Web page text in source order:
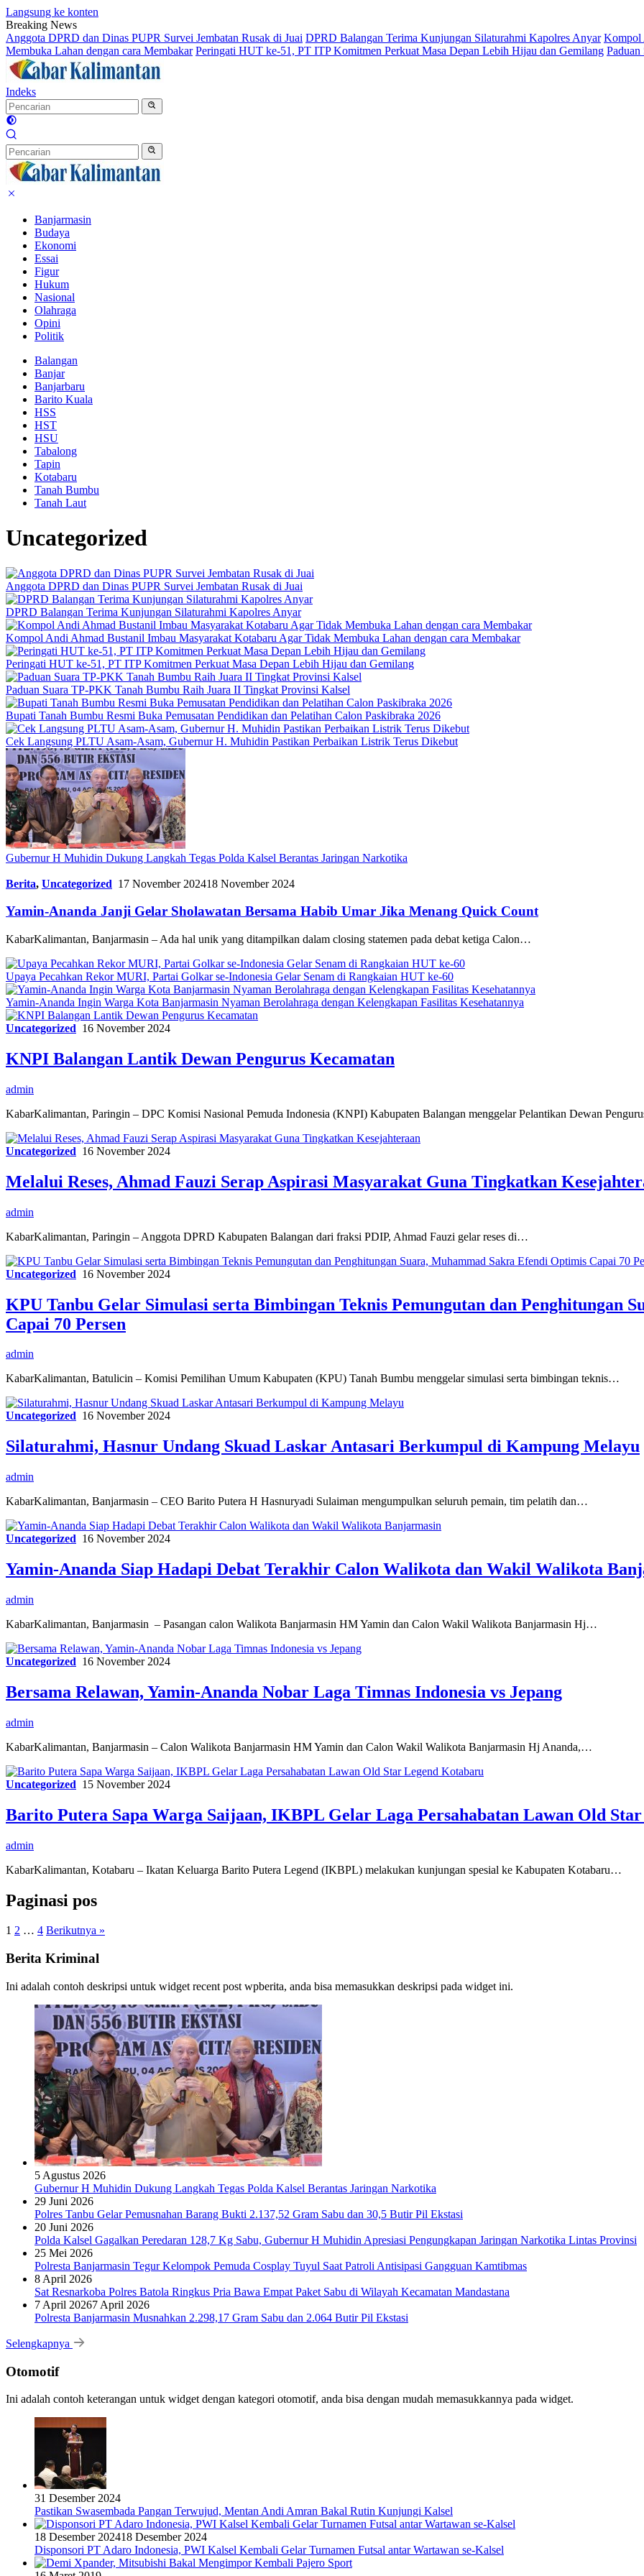
Langsung ke konten
Breaking News
Anggota DPRD dan Dinas PUPR Survei Jembatan Rusak di Juai DPRD Balangan Terima Kunjungan Silaturahmi Kapolres Anyar Kompol
Membuka Lahan dengan cara Membakar Peringati HUT ke-51, PT ITP Komitmen Perkuat Masa Depan Lebih Hijau dan Gemilang
Indeks
Banjarmasin
Budaya
Ekonomi
Essai
Figur
Hukum
Nasional
Olahraga
Opini
Politik
Balangan
Banjar
Banjarbaru
Barito Kuala
HSS
HST
HSU
Tabalong
Tapin
Kotabaru
Tanah Bumbu
Tanah Laut
Uncategorized
Anggota DPRD dan Dinas PUPR Survei Jembatan Rusak di Juai
DPRD Balangan Terima Kunjungan Silaturahmi Kapolres Anyar
Kompol Andi Ahmad Bustanil Imbau Masyarakat Kotabaru Agar Tidak Membuka Lahan dengan cara Membakar
Peringati HUT ke-51, PT ITP Komitmen Perkuat Masa Depan Lebih Hijau dan Gemilang
Paduan Suara TP-PKK Tanah Bumbu Raih Juara II Tingkat Provinsi Kalsel
Bupati Tanah Bumbu Resmi Buka Pemusatan Pendidikan dan Pelatihan Calon Paskibraka 2026
Cek Langsung PLTU Asam-Asam, Gubernur H. Muhidin Pastikan Perbaikan Listrik Terus Dikebut
Gubernur H Muhidin Dukung Langkah Tegas Polda Kalsel Berantas Jaringan Narkotika
Berita, Uncategorized 17 November 202418 November 2024
Yamin-Ananda Janji Gelar Sholawatan Bersama Habib Umar Jika Menang Quick Count
KabarKalimantan, Banjarmasin – Ada hal unik yang ditampilkan dalam closing statemen pada debat ketiga Calon…
Upaya Pecahkan Rekor MURI, Partai Golkar se-Indonesia Gelar Senam di Rangkaian HUT ke-60
Yamin-Ananda Ingin Warga Kota Banjarmasin Nyaman Berolahraga dengan Kelengkapan Fasilitas Kesehatannya
Uncategorized 16 November 2024
KNPI Balangan Lantik Dewan Pengurus Kecamatan
admin
KabarKalimantan, Paringin – DPC Komisi Nasional Pemuda Indonesia (KNPI) Kabupaten Balangan menggelar Pelantikan Dewan
Uncategorized 16 November 2024
Melalui Reses, Ahmad Fauzi Serap Aspirasi Masyarakat Guna Tingkatkan
admin
KabarKalimantan, Paringin – Anggota DPRD Kabupaten Balangan dari fraksi PDIP, Ahmad Fauzi gelar reses di…
Uncategorized 16 November 2024
KPU Tanbu Gelar Simulasi serta Bimbingan Teknis Pemungutan dan Penghitungan
Capai 70 Persen
admin
KabarKalimantan, Batulicin – Komisi Pemilihan Umum Kabupaten (KPU) Tanah Bumbu menggelar simulasi serta bimbingan teknis…
Uncategorized 16 November 2024
Silaturahmi, Hasnur Undang Skuad Laskar Antasari Berkumpul di Kampung Melayu
admin
KabarKalimantan, Banjarmasin – CEO Barito Putera H Hasnuryadi Sulaiman mengumpulkan seluruh pemain, tim pelatih dan…
Uncategorized 16 November 2024
Yamin-Ananda Siap Hadapi Debat Terakhir Calon Walikota dan Wakil Walikota
admin
KabarKalimantan, Banjarmasin – Pasangan calon Walikota Banjarmasin HM Yamin dan Calon Wakil Walikota Banjarmasin Hj…
Uncategorized 16 November 2024
Bersama Relawan, Yamin-Ananda Nobar Laga Timnas Indonesia vs Jepang
admin
KabarKalimantan, Banjarmasin – Calon Walikota Banjarmasin HM Yamin dan Calon Wakil Walikota Banjarmasin Hj Ananda,…
Uncategorized 15 November 2024
Barito Putera Sapa Warga Saijaan, IKBPL Gelar Laga Persahabatan Lawan Old
admin
KabarKalimantan, Kotabaru – Ikatan Keluarga Barito Putera Legend (IKBPL) melakukan kunjungan spesial ke Kabupaten Kotabaru…
Paginasi pos
1 2 … 4 Berikutnya »
Berita Kriminal
Ini adalah contoh deskripsi untuk widget recent post wpberita, anda bisa memasukkan deskripsi pada widget ini.
5 Agustus 2026
Gubernur H Muhidin Dukung Langkah Tegas Polda Kalsel Berantas Jaringan Narkotika
29 Juni 2026
Polres Tanbu Gelar Pemusnahan Barang Bukti 2.137,52 Gram Sabu dan 30,5 Butir Pil Ekstasi
20 Juni 2026
Polda Kalsel Gagalkan Peredaran 128,7 Kg Sabu, Gubernur H Muhidin Apresiasi Pengungkapan Jaringan Narkotika Lintas Provinsi
25 Mei 2026
Polresta Banjarmasin Tegur Kelompok Pemuda Cosplay Tuyul Saat Patroli Antisipasi Gangguan Kamtibmas
8 April 2026
Sat Resnarkoba Polres Batola Ringkus Pria Bawa Empat Paket Sabu di Wilayah Kecamatan Mandastana
7 April 20267 April 2026
Polresta Banjarmasin Musnahkan 2.298,17 Gram Sabu dan 2.064 Butir Pil Ekstasi
Selengkapnya
Otomotif
Ini adalah contoh keterangan untuk widget dengan kategori otomotif, anda bisa dengan mudah memasukkannya pada widget.
31 Desember 2024
Pastikan Swasembada Pangan Terwujud, Mentan Andi Amran Bakal Rutin Kunjungi Kalsel
18 Desember 202418 Desember 2024
Disponsori PT Adaro Indonesia, PWI Kalsel Kembali Gelar Turnamen Futsal antar Wartawan se-Kalsel